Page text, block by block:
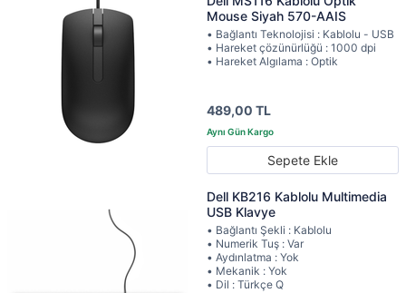
Mouse Siyah 570-AAIS
• Bağlantı Teknolojisi : Kablolu - USB
• Hareket çözünürlüğü : 1000 dpi
• Hareket Algılama : Optik
489,00 TL
Sepete Ekle
Dell KB216 Kablolu Multimedia
USB Klavye
• Bağlantı Şekli : Kablolu
• Numerik Tuş : Var
• Aydınlatma : Yok
• Mekanik : Yok
• Dil : Türkçe Q